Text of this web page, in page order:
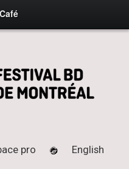
pro English